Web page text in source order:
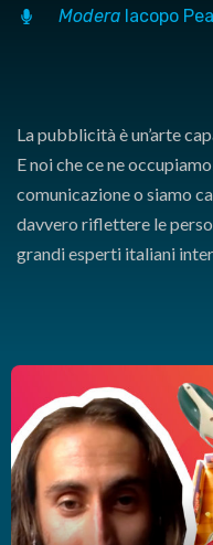
ModeraIacopo
La pubblicità è un’arte
E noi che ce ne
comunicazione o siamo
davvero riflettere le
grandi esperti italiani